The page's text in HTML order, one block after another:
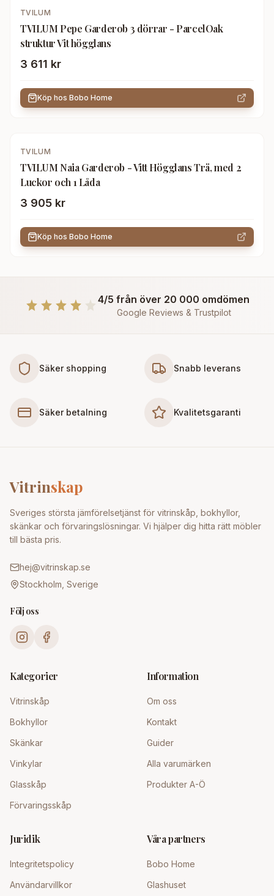
TVILUM
TVILUM Pepe Garderob 3 dörrar - ParcelOak
struktur Vit högglans
3 611 kr
Köp hos Bobo Home
TVILUM
TVILUM Naia Garderob - Vitt Högglans Trä, med 2
Luckor och 1 Låda
3 905 kr
Köp hos Bobo Home
4/5 från över 20 000 omdömen
Google Reviews & Trustpilot
Säker shopping Snabb leverans
Säker betalning Kvalitetsgaranti
Vitrinskap
Sveriges största jämförelsetjänst för vitrinskåp, bokhyllor,
skänkar och förvaringslösningar. Vi hjälper dig hitta rätt möbler
till bästa pris.
hej@vitrinskap.se
Stockholm, Sverige
Följ oss
Kategorier
Vitrinskåp
Bokhyllor
Skänkar
Vinkylar
Glasskåp
Förvaringsskåp
Information
Om oss
Kontakt
Guider
Alla varumärken
Produkter A-Ö
Juridik
Integritetspolicy
Användarvillkor
Våra partners
Bobo Home
Glashuset